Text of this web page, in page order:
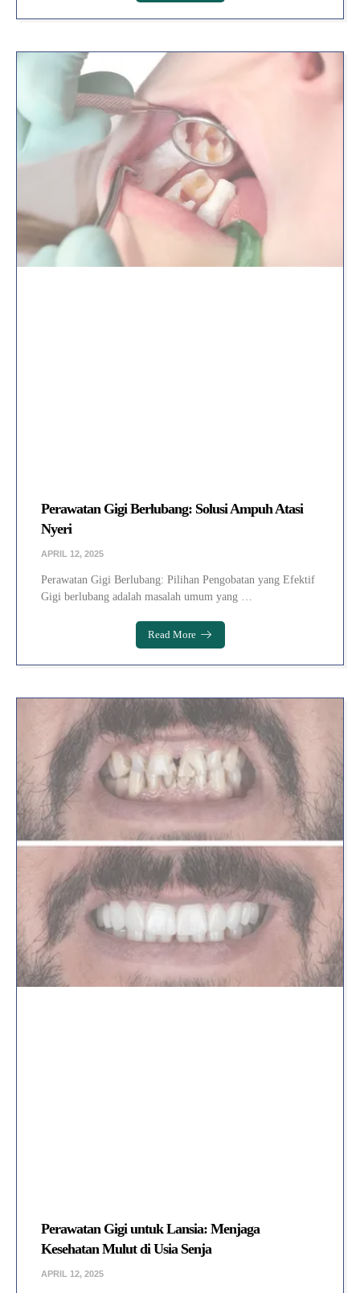
Perawatan Gigi Berlubang: Solusi Ampuh Atasi
Nyeri
APRIL 12, 2025
Perawatan Gigi Berlubang: Pilihan Pengobatan yang Efektif
Gigi berlubang adalah masalah umum yang …
Read More
Perawatan Gigi untuk Lansia: Menjaga
Kesehatan Mulut di Usia Senja
APRIL 12, 2025